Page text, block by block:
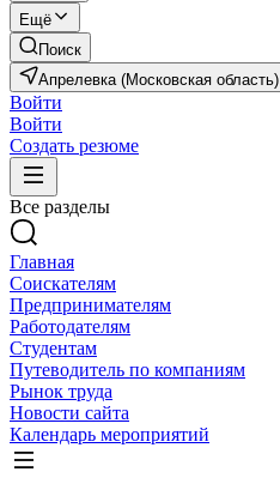
Ещё
Поиск
Апрелевка (Московская область)
Войти
Войти
Создать резюме
Все разделы
Главная
Соискателям
Предпринимателям
Работодателям
Студентам
Путеводитель по компаниям
Рынок труда
Новости сайта
Календарь мероприятий